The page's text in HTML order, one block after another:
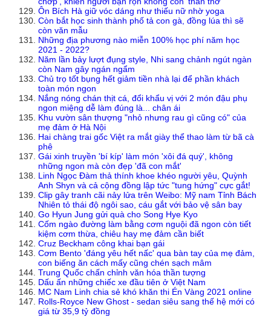
Ôn Bích Hà giữ vóc dáng như thiếu nữ nhờ yoga
Còn bắt học sinh thành phố tả con gà, đồng lúa thì sẽ
còn văn mẫu
Những địa phương nào miễn 100% học phí năm học
2021 - 2022?
Năm lần bảy lượt đụng style, Nhi sang chảnh ngút ngàn
còn Nam gây ngán ngẩm
Chủ trọ tốt bụng hết giảm tiền nhà lại để phần khách
toàn món ngon
Nắng nóng chán thịt cá, đổi khẩu vị với 2 món đậu phụ
ngon miệng dễ làm đúng là... chân ái
Khu vườn sân thượng "nhỏ nhưng rau gì cũng có" của
mẹ đảm ở Hà Nội
Hai chàng trai gốc Việt ra mắt giày thể thao làm từ bã cà
phê
Gái xinh truyền 'bí kíp' làm món 'xôi đá quý', không
những ngon mà còn đẹp 'đã con mắt'
Linh Ngọc Đàm thả thính khoe khéo người yêu, Quỳnh
Anh Shyn và cả cộng đồng lập tức "tung hứng" cực gắt!
Clip gây tranh cãi nảy lửa trên Weibo: Mỹ nam Tỉnh Bách
Nhiên tỏ thái độ ngôi sao, cáu gắt với bảo vệ sân bay
Go Hyun Jung gửi quà cho Song Hye Kyo
Cốm ngào đường làm bằng cơm nguội đã ngon còn tiết
kiệm cơm thừa, chiêu hay mẹ đảm cần biết
Cruz Beckham công khai bạn gái
Cơm Bento 'đáng yêu hết nấc' qua bàn tay của mẹ đảm,
con biếng ăn cách mấy cũng chén sạch mâm
Trung Quốc chấn chỉnh văn hóa thần tượng
Dấu ấn những chiếc xe đầu tiên ở Việt Nam
MC Nam Linh chia sẻ khó khăn thi Én Vàng 2021 online
Rolls-Royce New Ghost - sedan siêu sang thế hệ mới có
giá từ 35,9 tỷ đồng